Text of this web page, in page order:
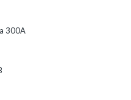
300A